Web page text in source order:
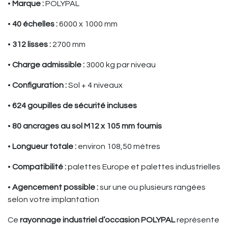
• Marque :POLYPAL
• 40 échelles :6000 x 1000 mm
• 312 lisses : 2700 mm
• Charge admissible : 3000 kg par niveau
• Configuration :Sol + 4 niveaux
• 624 goupilles de sécurité incluses
• 80 ancrages au sol M12 x 105 mm fournis
• Longueur totale : environ 108,50 mètres
• Compatibilité :palettes Europe et palettes industrielles
• Agencement possible :sur une ou plusieurs rangées
selon votre implantation
Ce rayonnage industriel d’occasion POLYPALreprésente